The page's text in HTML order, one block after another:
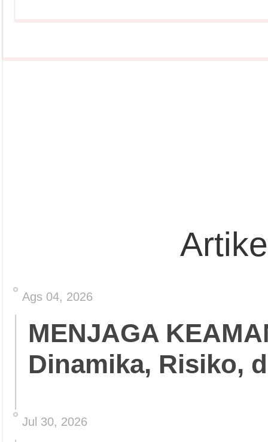
Ags 04, 2026
MENJAGA
Dinamika, Risiko,
Jul 30, 2026